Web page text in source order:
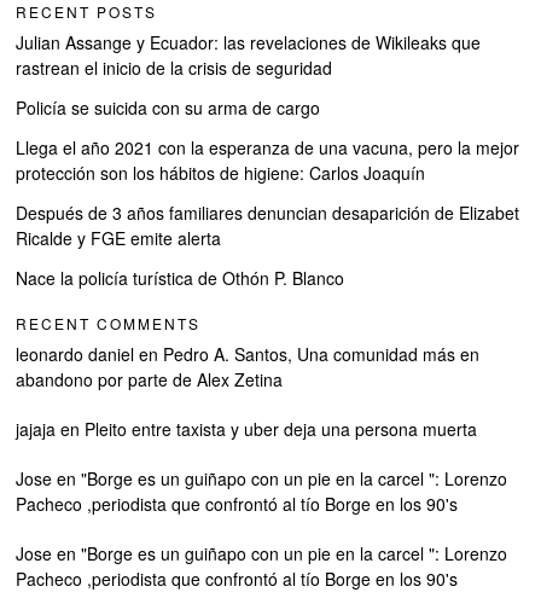
RECENT POSTS
Julian Assange y Ecuador: las revelaciones de Wikileaks que
rastrean el inicio de la crisis de seguridad
Policía se suicida con su arma de cargo
Llega el año 2021 con la esperanza de una vacuna, pero la mejor
protección son los hábitos de higiene: Carlos Joaquín
Después de 3 años familiares denuncian desaparición de Elizabet
Ricalde y FGE emite alerta
Nace la policía turística de Othón P. Blanco
RECENT COMMENTS
leonardo daniel en Pedro A. Santos, Una comunidad más en
abandono por parte de Alex Zetina
jajaja en Pleito entre taxista y uber deja una persona muerta
Jose en"Borge es un guiñapo con un pie en la carcel ": Lorenzo
Pacheco ,periodista que confrontó al tío Borge en los 90's
Jose en"Borge es un guiñapo con un pie en la carcel ": Lorenzo
Pacheco ,periodista que confrontó al tío Borge en los 90's